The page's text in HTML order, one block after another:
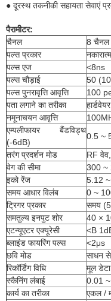
● दूरस्थ तकनीकी सहायता सेवाएं
पैरामीटर:
चैनल
8 चैनल
पल्स प्रकार
पल्स एज
<8ns
पल्स चौड़ाई
50
पल्स पुनरावृत्ति आवृत्ति
100
पता लगाने का तरीका
हार्डवेयर
नमूनाचयन आवृत्ति
एम्पलीफायर बैंडविड्थ
(-6dB)
0.5 ~
तरंग प्रदर्शन मोड
RF
वेग की सीमा
300 ~
इको रेंज
5.12
समय आधार विलंब
0 ~
ट्रिगर प्रकार
समय
समतुल्य इनपुट शोर
40 ×
एटन्यूएटर एक्यूरेसी
<B
ब्लाइंड फायरिंग पल्स
<2μs
छवि मोड
साधन
रिकॉर्डिंग विधि
मूल
स्कैनिंग लंबाई
0.01 ~
कार्य का तरीका
एकल /